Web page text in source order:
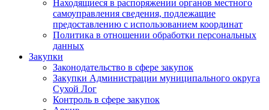
Находящиеся в распоряжении органов местного
самоуправления сведения, подлежащие
предоставлению с использованием координат
Политика в отношении обработки персональных
данных
Закупки
Законодательство в сфере закупок
Закупки Администрации муниципального округа
Сухой Лог
Контроль в сфере закупок